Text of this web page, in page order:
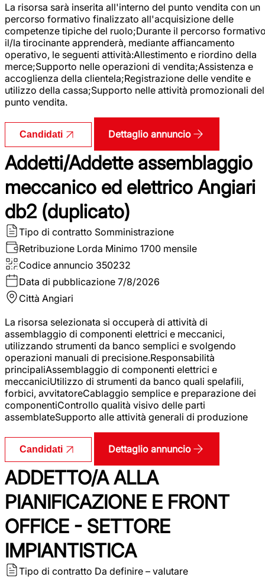
La risorsa sarà inserita all'interno del punto vendita con un
percorso formativo finalizzato all'acquisizione delle
competenze tipiche del ruolo;Durante il percorso
il/la tirocinante apprenderà, mediante affiancamento
operativo, le seguenti attività:Allestimento e riordino della
merce;Supporto nelle operazioni di vendita;Assistenza e
accoglienza della clientela;Registrazione delle vendite e
utilizzo della cassa;Supporto nelle attività promozionali del
punto vendita.
Candidati Dettaglio annuncio
Addetti/Addette assemblaggio
meccanico ed elettrico Angiari
db2 (duplicato)
Tipo di contratto Somministrazione
Retribuzione Lorda Minimo 1700 mensile
Codice annuncio 350232
Data di pubblicazione 7/8/2026
Città Angiari
La risorsa selezionata si occuperà di attività di
assemblaggio di componenti elettrici e meccanici,
utilizzando strumenti da banco semplici e svolgendo
operazioni manuali di precisione.Responsabilità
principaliAssemblaggio di componenti elettrici e
meccaniciUtilizzo di strumenti da banco quali spelafili,
forbici, avvitatoreCablaggio semplice e preparazione dei
componentiControllo qualità visivo delle parti
assemblateSupporto alle attività generali di produzione
Candidati Dettaglio annuncio
ADDETTO/A ALLA
PIANIFICAZIONE E FRONT
OFFICE - SETTORE
IMPIANTISTICA
Tipo di contratto Da definire – valutare